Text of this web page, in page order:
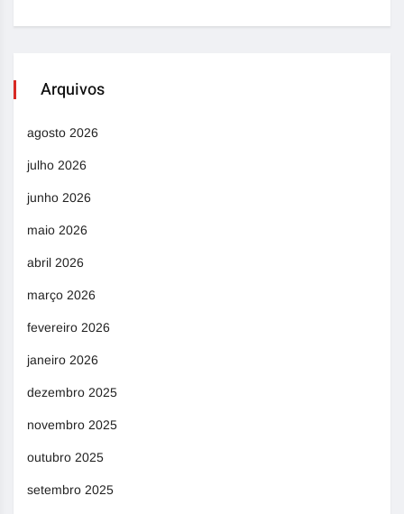
Arquivos
agosto 2026
julho 2026
junho 2026
maio 2026
abril 2026
março 2026
fevereiro 2026
janeiro 2026
dezembro 2025
novembro 2025
outubro 2025
setembro 2025